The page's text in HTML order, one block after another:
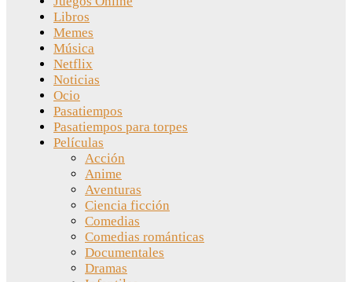
Libros
Memes
Música
Netflix
Noticias
Ocio
Pasatiempos
Pasatiempos para torpes
Películas
Acción
Anime
Aventuras
Ciencia ficción
Comedias
Comedias románticas
Documentales
Dramas